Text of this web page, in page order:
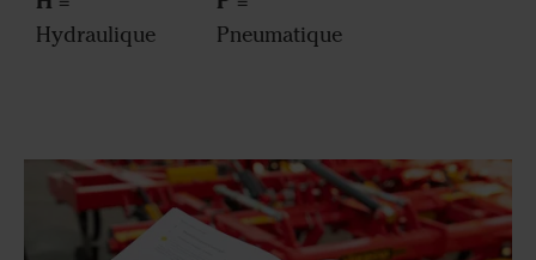
Hydraulique
Pneumatique